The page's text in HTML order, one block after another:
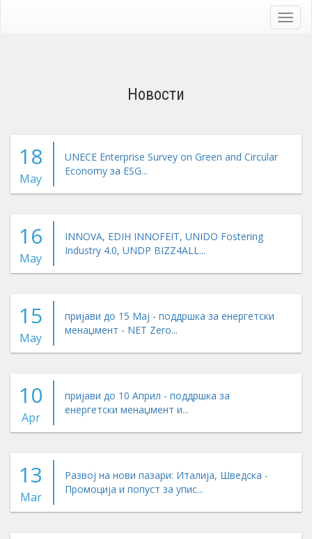
Новости
18
May
UNECE Enterprise Survey on Green and Circular
Economy за ESG...
16
May
INNOVA, EDIH INNOFEIT, UNIDO Fostering
Industry 4.0, UNDP BIZZ4ALL...
15
May
пријави до 15 Мај - поддршка за енергетски
менаџмент - NET Zero...
10
Apr
пријави до 10 Април - поддршка за
енергетски менаџмент и...
13
Mar
Развој на нови пазари: Италија, Шведска -
Промоција и попуст за упис...